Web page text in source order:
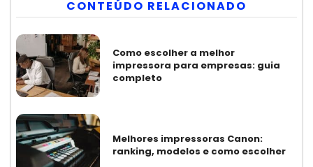
CONTEÚDO RELACIONADO
Como escolher a melhor
impressora para empresas: guia
completo
Melhores impressoras Canon:
ranking, modelos e como escolher